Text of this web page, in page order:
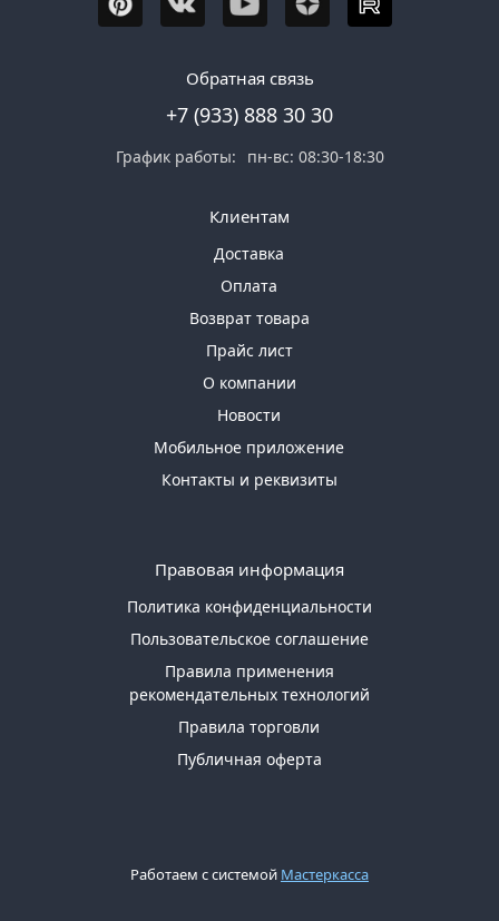
Обратная связь
+7 (933) 888 30 30
График работы: пн-вс: 08:30-18:30
Клиентам
Доставка
Оплата
Возврат товара
Прайс лист
О компании
Новости
Мобильное приложение
Контакты и реквизиты
Правовая информация
Политика конфиденциальности
Пользовательское соглашение
Правила применения
рекомендательных технологий
Правила торговли
Публичная оферта
Работаем с системой Мастеркасса